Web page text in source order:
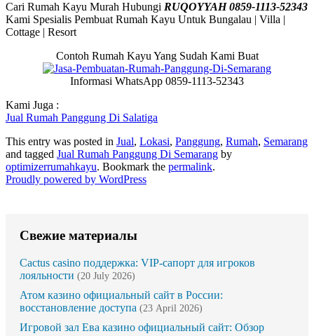
Cari Rumah Kayu Murah Hubungi RUQOYYAH 0859-1113-52343
Kami Spesialis Pembuat Rumah Kayu Untuk Bungalau | Villa |
Cottage | Resort
Contoh Rumah Kayu Yang Sudah Kami Buat
Informasi WhatsApp 0859-1113-52343
Kami Juga :
Jual Rumah Panggung Di Salatiga
This entry was posted in Jual, Lokasi, Panggung, Rumah, Semarang
and tagged Jual Rumah Panggung Di Semarang by
optimizerrumahkayu. Bookmark the permalink.
Proudly powered by WordPress
Свежие материалы
Cactus casino поддержка: VIP-сапорт для игроков
лояльности (20 July 2026)
Атом казино официальный сайт в России:
восстановление доступа (23 April 2026)
Игровой зал Ева казино официальный сайт: Обзор